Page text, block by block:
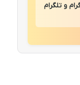
و تلگرام